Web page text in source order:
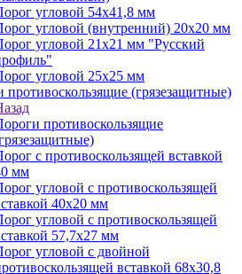
угловой 54х41,8 мм
угловой (внутренний) 20х20 мм
угловой 21х21 мм "Русский
угловой 25х25 мм
противоскользящие (грязезащитные)
противоскользящие
с противоскользящей вставкой
мм
угловой с противоскользящей
40х20 мм
угловой с противоскользящей
57,7х27 мм
угловой с двойной
вставкой 68х30,8